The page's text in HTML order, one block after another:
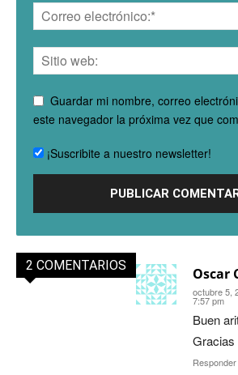
2 COMENTARIOS Oscar
octubre 5,
7:57 pm
Buen
Gracias
Responder
Guardar mi nombre, correo
este navegador la próxima vez que
¡Suscribite a nuestro newsletter!